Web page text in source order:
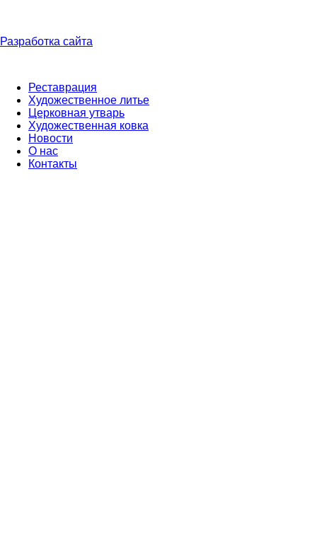
Разработка сайта
Реставрация
Художественное литье
Церковная утварь
Художественная ковка
Новости
О нас
Контакты